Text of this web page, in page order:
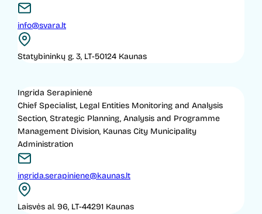
info@svara.lt
Statybininkų g. 3, LT-50124 Kaunas
Ingrida Serapinienė
Chief Specialist, Legal Entities Monitoring and Analysis
Section, Strategic Planning, Analysis and Programme
Management Division, Kaunas City Municipality
Administration
ingrida.serapiniene@kaunas.lt
Laisvės al. 96, LT-44291 Kaunas